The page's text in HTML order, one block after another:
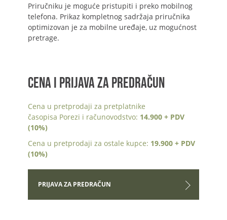
Priručniku je moguće pristupiti i preko mobilnog
telefona. Prikaz kompletnog sadržaja priručnika
optimizovan je za mobilne uređaje, uz mogućnost
pretrage.
CENA I PRIJAVA ZA PREDRAČUN
Cena u pretprodaji za pretplatnike
časopisa Porezi i računovodstvo: 14.900 + PDV
(10%)
Cena u pretprodaji za ostale kupce: 19.900 + PDV
(10%)
PRIJAVA ZA PREDRAČUN